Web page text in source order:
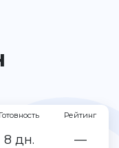
Готовность Рейтинг
8 дн. —